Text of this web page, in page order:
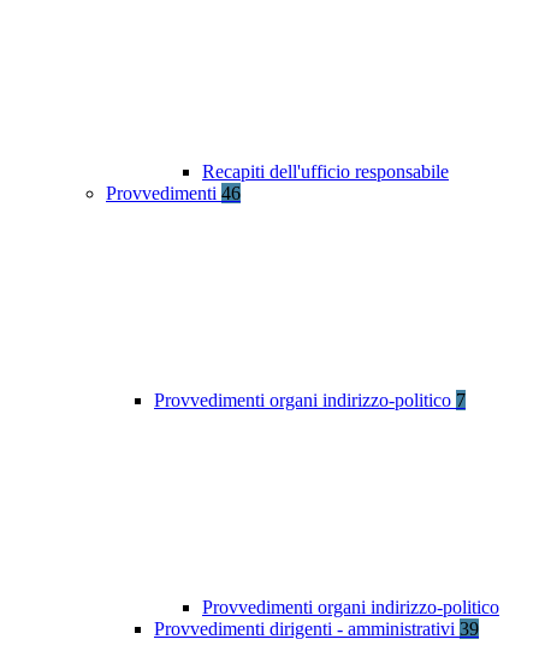
Recapiti dell'ufficio responsabile
Provvedimenti 46
Provvedimenti organi indirizzo-politico 7
Provvedimenti organi indirizzo-politico
Provvedimenti dirigenti - amministrativi 39